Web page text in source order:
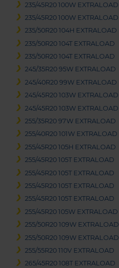
235/45R20 100W EXTRALOAD
235/45R20 100W EXTRALOAD
235/50R20 104H EXTRALOAD
235/50R20 104T EXTRALOAD
235/50R20 104T EXTRALOAD
245/35R20 95W EXTRALOAD
245/40R20 99W EXTRALOAD
245/45R20 103W EXTRALOAD
245/45R20 103W EXTRALOAD
255/35R20 97W EXTRALOAD
255/40R20 101W EXTRALOAD
255/45R20 105H EXTRALOAD
255/45R20 105T EXTRALOAD
255/45R20 105T EXTRALOAD
255/45R20 105T EXTRALOAD
255/45R20 105T EXTRALOAD
255/45R20 105W EXTRALOAD
255/50R20 109W EXTRALOAD
255/50R20 109W EXTRALOAD
255/55R20 110V EXTRALOAD
265/45R20 108T EXTRALOAD